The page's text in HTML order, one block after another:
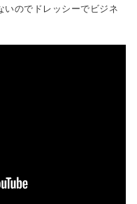
いのでドレッシーでビジネ